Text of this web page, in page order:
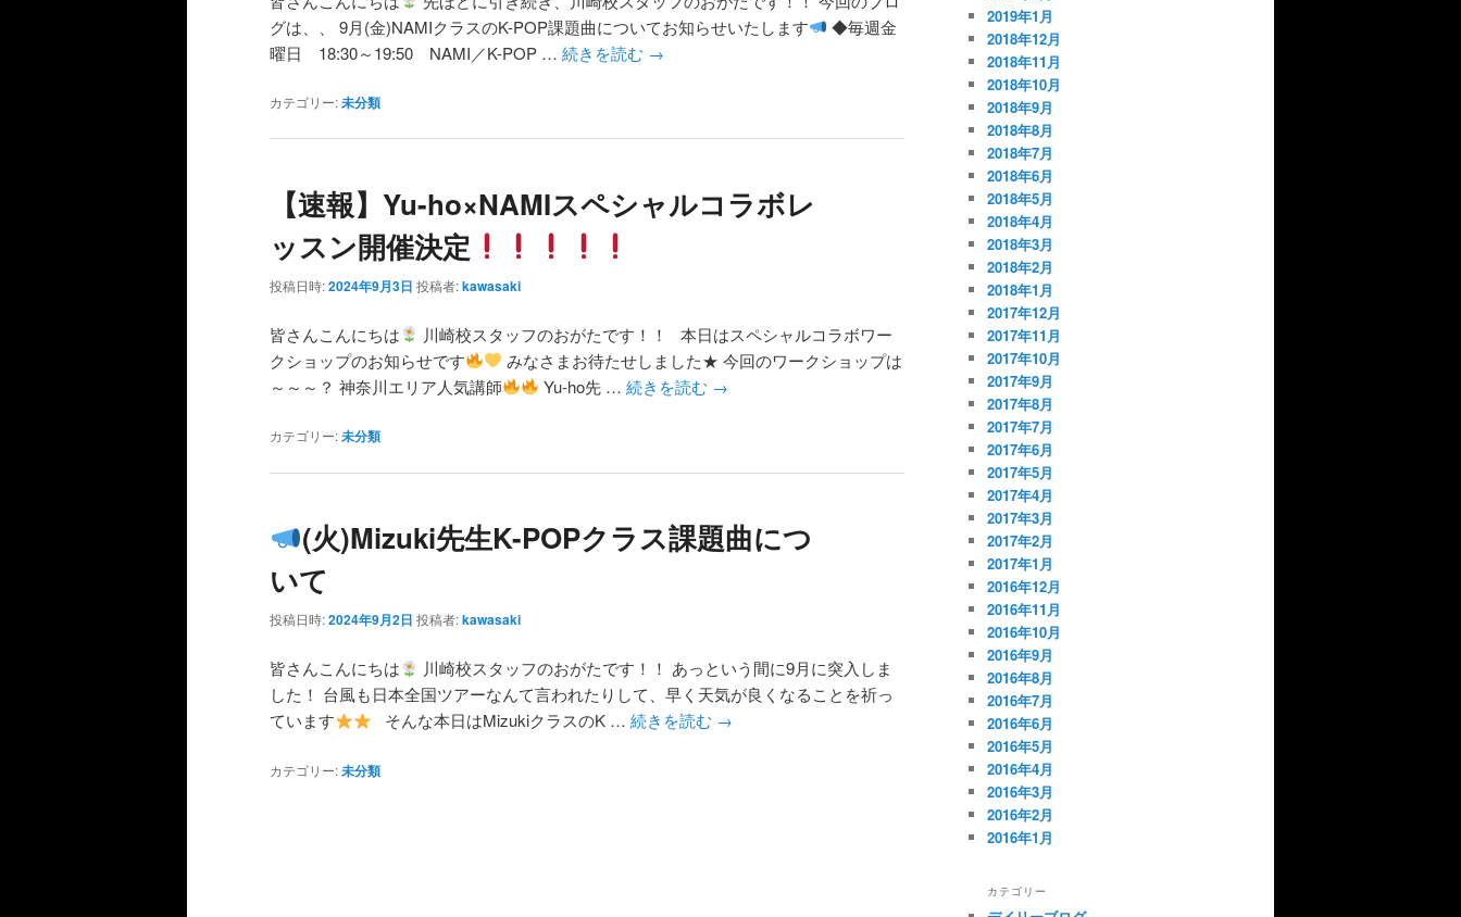
グは、、 9月(金)NAMIクラスのK-POP課題曲についてお知らせいたします
◆毎週金
曜日 18:30～19:50 NAMI／K-POP … 続きを読む →
カテゴリー:未分類
【速報】Yu-ho×NAMIスペシャルコラボレ
ッスン開催決定
投稿日時:2024年9月3日 投稿者:kawasaki
皆さんこんにちは
川崎校スタッフのおがたです！！ 本日はスペシャルコラボワー
クショップのお知らせです
みなさまお待たせしました★ 今回のワークショップは
～～～？ 神奈川エリア人気講師
Yu-ho先 …続きを読む →
カテゴリー:未分類
(火)Mizuki先生K-POPクラス課題曲につ
いて
投稿日時:2024年9月2日 投稿者:kawasaki
皆さんこんにちは
川崎校スタッフのおがたです！！ あっという間に9月に突入しま
した！ 台風も日本全国ツアーなんて言われたりして、早く天気が良くなることを祈っ
ています
そんな本日はMizukiクラスのK …続きを読む →
カテゴリー:未分類
2019年1月
2018年12月
2018年11月
2018年10月
2018年9月
2018年8月
2018年7月
2018年6月
2018年5月
2018年4月
2018年3月
2018年2月
2018年1月
2017年12月
2017年11月
2017年10月
2017年9月
2017年8月
2017年7月
2017年6月
2017年5月
2017年4月
2017年3月
2017年2月
2017年1月
2016年12月
2016年11月
2016年10月
2016年9月
2016年8月
2016年7月
2016年6月
2016年5月
2016年4月
2016年3月
2016年2月
2016年1月
カテゴリー